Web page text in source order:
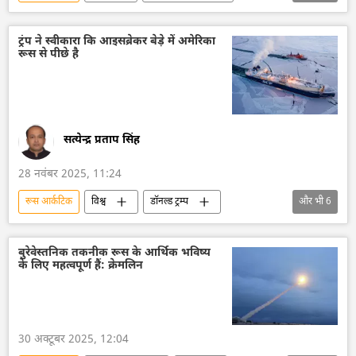
आर्कटिक
चीन
त्रिकोण रूस-भारत-चीन (RIC)
भारत
ट्रंप ने स्वीकारा कि आइसब्रेकर बेड़े में अमेरिका
रूस से पीछे है
सत्येन्द्र प्रताप सिंह
28 नवंबर 2025, 11:24
रूस आर्कटिक विश्व
डॉनल्ड ट्रम्प
परमाणु-संचालित आइसब्रेकर
अमेरिका
रूस
रूस का विकास
क्रूज पोत आर्कटिक
और भी6
बुरेवेस्तनिक तकनीक रूस के आर्थिक भविष्य
के लिए महत्वपूर्ण हैं: क्रेमलिन
30 अक्टूबर 2025, 12:04